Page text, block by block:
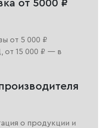
от 5000 ₽
от 5 000 ₽
15 000 ₽ — в
о продукции и